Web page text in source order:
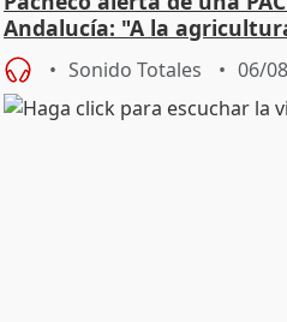
Andalucía: "A la
Sonido Totales 06/